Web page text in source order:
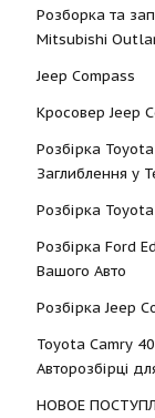
Розборка та
Mitsubishi
Jeep Compass
Кросовер Jeep
Розбірка
Заглиблення у
Розбірка
Розбірка Ford
Вашого Авто
Розбірка Jeep
Toyota Camry
Авторозбірці
НОВОЕ